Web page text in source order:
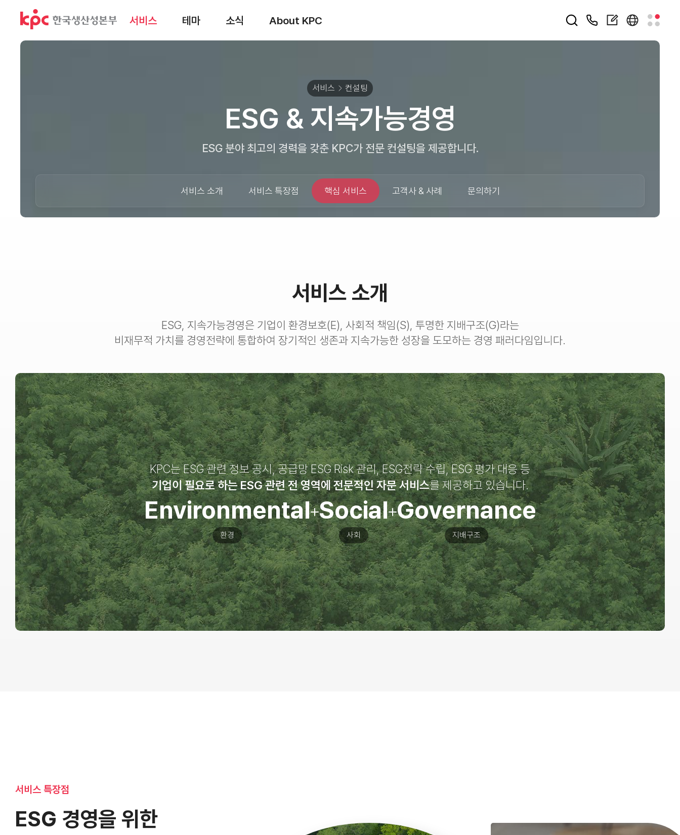
서비스 테마 소식 About KPC
서비스 컨설팅
ESG & 지속가능경영
ESG 분야 최고의 경력을 갖춘 KPC가 전문 컨설팅을 제공합니다.
서비스 소개 서비스 특장점 핵심 서비스 고객사 & 사례 문의하기
서비스 소개
ESG, 지속가능경영은 기업이 환경보호(E), 사회적 책임(S), 투명한 지배구조(G)라는
비재무적 가치를 경영전략에 통합하여 장기적인 생존과 지속가능한 성장을 도모하는 경영 패러다임입니다.
KPC는 ESG 관련 정보 공시, 공급망 ESG Risk 관리, ESG전략 수립, ESG 평가 대응 등
기업이 필요로 하는 ESG 관련 전 영역에 전문적인 자문 서비스를 제공하고 있습니다.
Environmental
환경
Social
사회
Governance
지배구조
서비스 특장점
ESG 경영을 위한